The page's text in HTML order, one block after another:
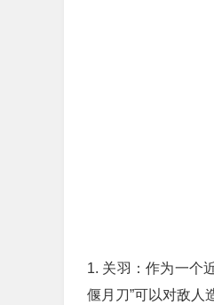
1. 关羽：作为一个
偃月刀”可以对敌人